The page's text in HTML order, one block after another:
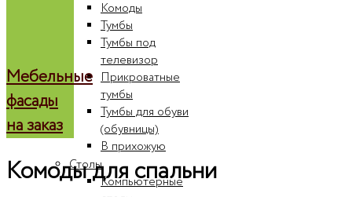
Комоды
Тумбы
Тумбы под
телевизор
Прикроватные
тумбы
Тумбы для обуви
(обувницы)
В прихожую
Столы
Компьютерные
Мебельные
фасады
на заказ
Комоды для спальни